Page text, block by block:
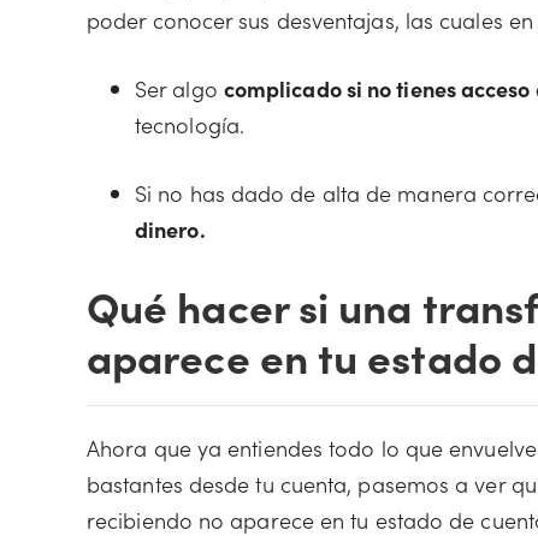
poder conocer sus desventajas, las cuales
Ser algo complicado si no tienes
tecnología.
Si no has dado de alta de manera
dinero.
Qué hacer si una
aparece en tu estado
Ahora que ya entiendes todo lo que
bastantes desde tu cuenta, pasemos a ver
recibiendo no aparece en tu estado de